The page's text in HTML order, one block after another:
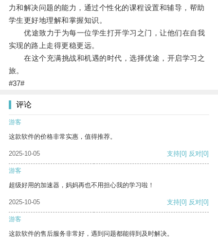
力和解决问题的能力，通过个性化的课程设置和辅导，帮助
学生更好地理解和掌握知识。
优途致力于为每一位学生打开学习之门，让他们在自我
实现的路上走得更稳更远。
在这个充满挑战和机遇的时代，选择优途，开启学习之
旅。
#37#
评论
游客
这款软件的价格非常实惠，值得推荐。
2025-10-05 支持[0] 反对[0]
游客
超级好用的加速器，妈妈再也不用担心我的学习啦！
2025-10-05 支持[0] 反对[0]
游客
这款软件的售后服务非常好，遇到问题都能得到及时解决。